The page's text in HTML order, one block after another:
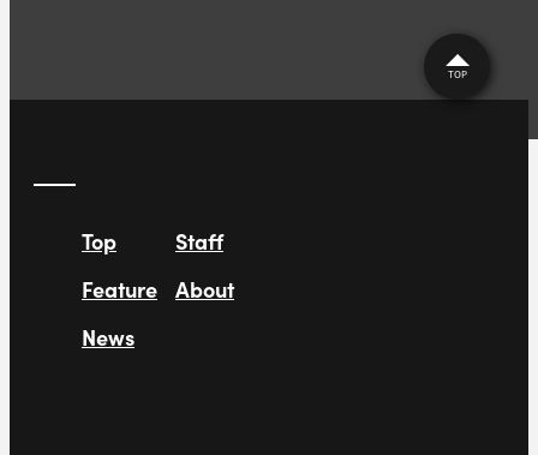
TOP
Top
Feature
News
Staff
About